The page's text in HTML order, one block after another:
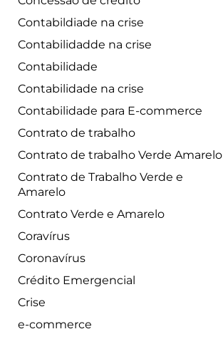
Contabildiade na crise
Contabilidadde na crise
Contabilidade
Contabilidade na crise
Contabilidade para E-commerce
Contrato de trabalho
Contrato de trabalho Verde Amarelo
Contrato de Trabalho Verde e
Amarelo
Contrato Verde e Amarelo
Coravírus
Coronavírus
Crédito Emergencial
Crise
e-commerce